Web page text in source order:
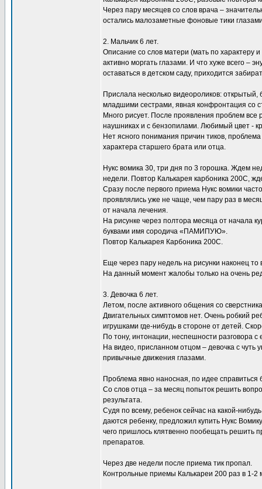
Через пару месяцев со слов врача –
остались малозаметные фоновые тики
2. Мальчик 6 лет.
Описание со слов матери (мать по характеру
активно моргать глазами. И что хуже всего –
оставаться в детском саду, приходится
Прислала несколько видеороликов:
младшими сестрами, явная конфронтация со
Много рисует. После проявления проблем
наушниках и с бензопилами. Любимый цвет -
Нет ясного понимания причин тиков,
характера старшего брата или отца.
Нукс вомика 30, три дня по 3 горошка. Ждем
недели. Повтор Калькарея карбоника 200С,
Сразу после первого приема Нукс вомики
проявлялись уже не чаще, чем пару раз в
от начала лечения.
На рисунке через полтора месяца от начала
буквами имя сородича «ПАМИПУЮ».
Повтор Калькарея Карбоника 200С.
Еще через пару недель на рисунки наконец
На данный момент жалобы только на очень
3. Девочка 6 лет.
Летом, после активного общения со
Двигательных симптомов нет. Очень робкий
игрушками где-нибудь в стороне от детей.
По тону, интонации, неспешности разговора
На видео, присланном отцом – девочка с чуть
привычные движения глазами.
Проблема явно наносная, по идее справиться
Со слов отца – за месяц попыток решить
результата.
Судя по всему, ребенок сейчас на какой-
даются ребенку, предложил купить Нукс
чего пришлось клятвенно пообещать решить
препаратов.
Через две недели после приема тик пропал.
Контрольные приемы Калькареи 200 раз в 1-2